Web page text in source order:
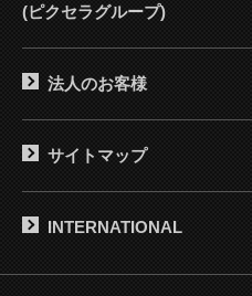
(ピクセラグループ)
法人のお客様
サイトマップ
INTERNATIONAL